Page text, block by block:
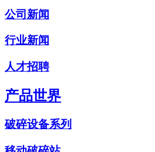
公司新闻
行业新闻
人才招聘
产品世界
破碎设备系列